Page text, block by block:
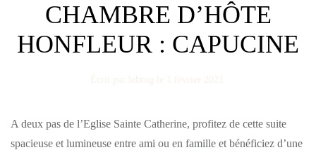
CHAMBRE D’HÔTE
HONFLEUR : CAPUCINE
Écrit par lebrug le 1 février 2021
A deux pas de l’Eglise Sainte Catherine, profitez de cette suite
spacieuse et lumineuse entre ami ou en famille et bénéficiez d’une